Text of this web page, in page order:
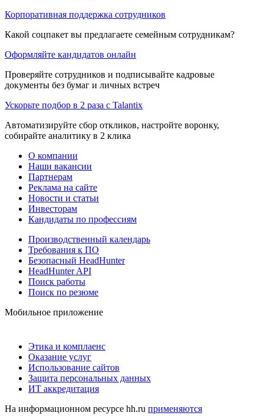
Корпоративная поддержка сотрудников
Какой соцпакет вы предлагаете семейным сотрудникам?
Оформляйте кандидатов онлайн
Проверяйте сотрудников и подписывайте кадровые
документы без бумаг и личных встреч
Ускорьте подбор в 2 раза с Talantix
Автоматизируйте сбор откликов, настройте воронку,
собирайте аналитику в 2 клика
О компании
Наши вакансии
Партнерам
Реклама на сайте
Новости и статьи
Инвесторам
Кандидаты по профессиям
Производственный календарь
Требования к ПО
Безопасный HeadHunter
HeadHunter API
Поиск работы
Поиск по резюме
Мобильное приложение
Этика и комплаенс
Оказание услуг
Использование сайтов
Защита персональных данных
ИТ аккредитация
На информационном ресурсе hh.ru применяются